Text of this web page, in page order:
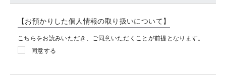
【お預かりした個人情報の取り扱いについて】
こちらをお読みいただき、ご同意いただくことが前提となります。
同意する